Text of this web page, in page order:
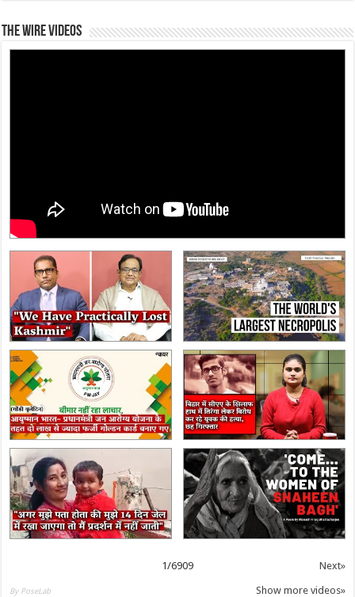
The Wire Videos
1/6909 Next»
By PoseLab Show more videos»